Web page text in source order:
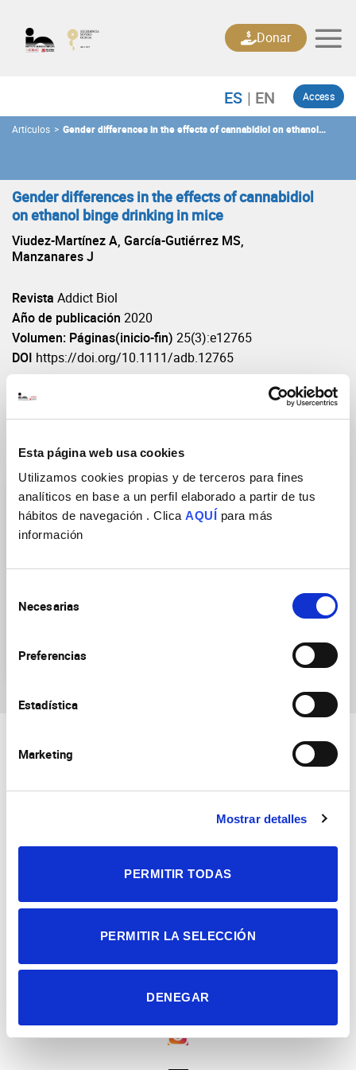
Esta página web usa cookies
Utilizamos cookies propias y de terceros para fines
analíticos en base a un perfil elaborado a partir de tus
hábitos de navegación . Clica AQUÍ para más
información
Necesarias
Preferencias
Estadística
Marketing
Mostrar detalles
PERMITIR TODAS
PERMITIR LA SELECCIÓN
DENEGAR
content
Access
Donar
Artículos > Gender differences in the effects of cannabidiol on ethanol
Gender differences in the effects of cannabidiol
on ethanol binge drinking in mice
Viudez-Martínez A, García-Gutiérrez MS,
Manzanares J
Revista Addict Biol
Año de publicación 2020
Volumen: Páginas(inicio-fin) 25(3):e12765
DOI https://doi.org/10.1111/adb.12765
Grupos de Investigación
traslacional de las
psiquiátricas
Consejo Superior de Investigaciones Científicas
Campus de San Juan | Sant Joan d’Alacant
Contacto
Tel. + 34 965 23 37 00